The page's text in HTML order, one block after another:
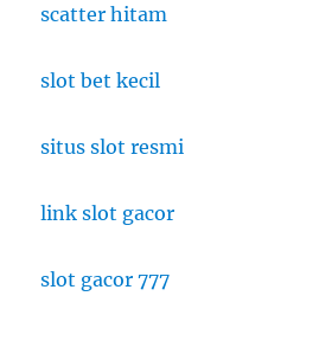
scatter hitam
slot bet kecil
situs slot resmi
link slot gacor
slot gacor 777